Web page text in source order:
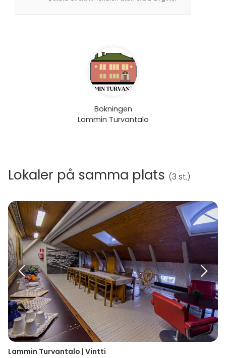
Bokningen
Lammin Turvantalo
Lokaler på samma plats (3 st.)
Lammin Turvantalo | Vintti